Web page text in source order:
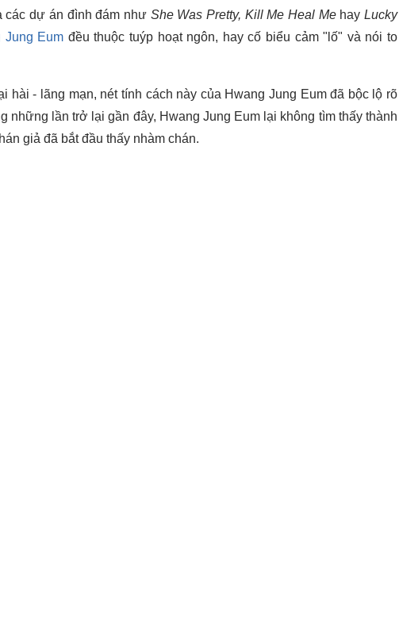
các dự án đình đám như She Was Pretty, Kill Me Heal Me hay Lucky
Jung Eum đều thuộc tuýp hoạt ngôn, hay cố biểu cảm "lố" và nói to
hài - lãng mạn, nét tính cách này của Hwang Jung Eum đã bộc lộ rõ
những lần trở lại gần đây, Hwang Jung Eum lại không tìm thấy thành
giả đã bắt đầu thấy nhàm chán.